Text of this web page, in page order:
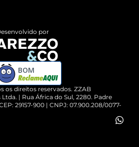
os direitos reservados. ZZAB
| Rua África do Sul, 2280. Padre
29157-900 | CNPJ: 07.900.208/0077-
por
BOM